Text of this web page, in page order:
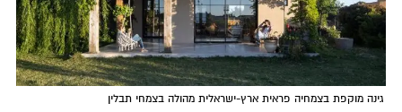
גינה מוקפת בצמחיה פראית ארץ-ישראלית מהולה בצמחי תבלין